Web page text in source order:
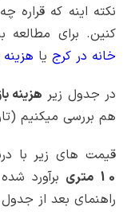
نکته اینه که قراره
کنین. برای مطالعه
خانه در کرج یا
در جدول زیر هزینه
هم بررسی میکنیم
قیمت های زیر با
10 متری
برآورد
راهنمای بعد از